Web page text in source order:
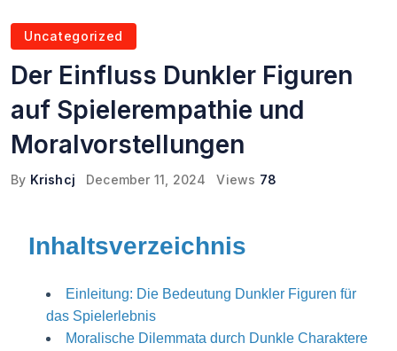
Uncategorized
Der Einfluss Dunkler Figuren
auf Spielerempathie und
Moralvorstellungen
By Krishcj December 11, 2024 Views 78
Inhaltsverzeichnis
Einleitung: Die Bedeutung Dunkler Figuren für
das Spielerlebnis
Moralische Dilemmata durch Dunkle Charaktere